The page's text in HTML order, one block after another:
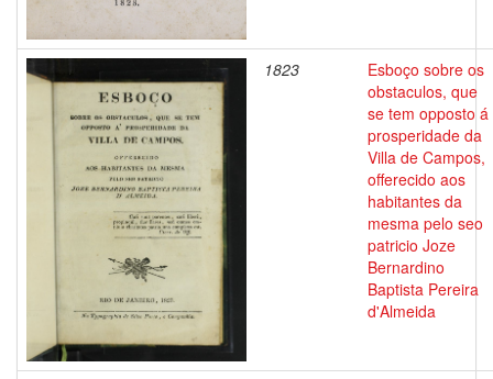
1823
Esboço sobre os
obstaculos, que
se tem opposto á
prosperidade da
Villa de Campos,
offerecido aos
habitantes da
mesma pelo seo
patricio Joze
Bernardino
Baptista Pereira
d'Almeida